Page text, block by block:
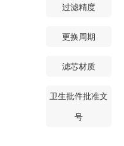
过滤精度
更换周期
滤芯材质
卫生批件批准文
号